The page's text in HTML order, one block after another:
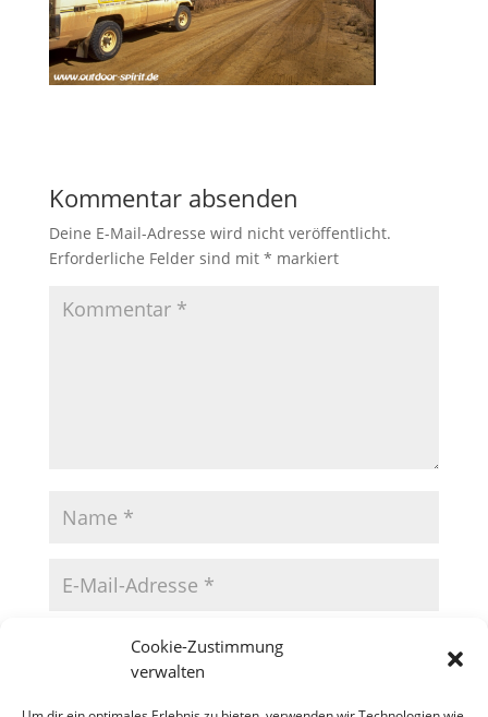
Cookie-Zustimmung
verwalten
Kommentar absenden
Deine E-Mail-Adresse wird nicht veröffentlicht.
Erforderliche Felder sind mit * markiert